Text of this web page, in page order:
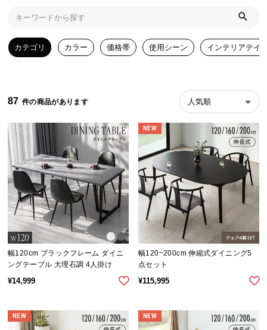
探
す
イ
テ
リ
イ
ス
ト
探
す
カテゴリ カラー 価格帯 使用シーン インテリアテイ
87 人気順
幅120cm ブラックフレーム ダイニ
ングテーブル 大理石調 4人掛け
¥14,999
幅120~200cm 伸縮式ダイニング5
点セット
¥115,995
NEW
NEW NEW